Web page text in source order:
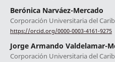
Berónica Narváez-Mercado
Corporación Universitaria del
https://orcid.org/0000-0003-4161-9275
Jorge Armando Valdelamar-
Corporación Universitaria del